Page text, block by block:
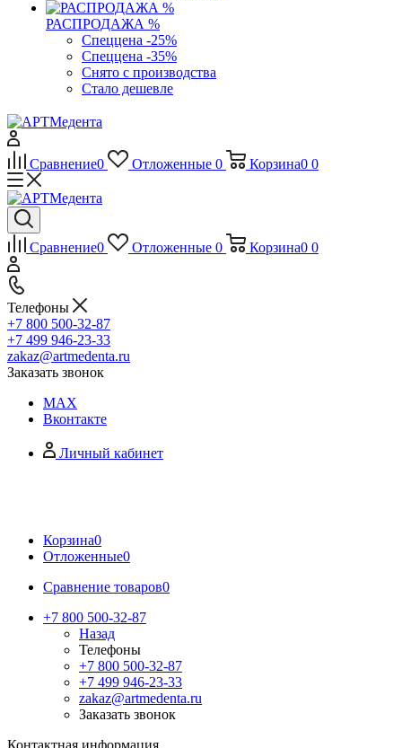
РАСПРОДАЖА %
Спеццена -25%
Спеццена -35%
Снято с производства
Стало дешевле
Сравнение0 Отложенные 0 Корзина0 0
Сравнение0 Отложенные 0 Корзина0 0
Телефоны
+7 800 500-32-87
+7 499 946-23-33
zakaz@artmedenta.ru
Заказать звонок
MAX
Вконтакте
Личный кабинет
Корзина0
Отложенные0
Сравнение товаров0
+7 800 500-32-87
Назад
Телефоны
+7 800 500-32-87
+7 499 946-23-33
zakaz@artmedenta.ru
Заказать звонок
Контактная информация